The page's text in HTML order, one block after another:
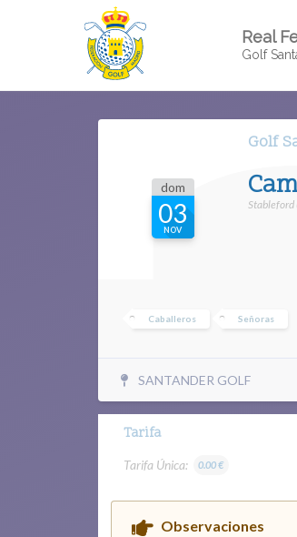
Real
Golf
Golf
dom
03
NOV
Stableford
Caballeros Señoras
SANTANDER GOLF
Tarifa
Tarifa Única: 0.00 €
Observaciones